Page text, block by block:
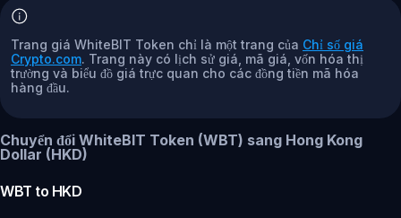
Trang giá WhiteBIT Token chỉ là một trang của Chỉ số giá
Crypto.com. Trang này có lịch sử giá, mã giá, vốn hóa thị
trường và biểu đồ giá trực quan cho các đồng tiền mã hóa
hàng đầu.
Chuyển đổi WhiteBIT Token (WBT) sang Hong Kong
Dollar (HKD)
WBT to HKD